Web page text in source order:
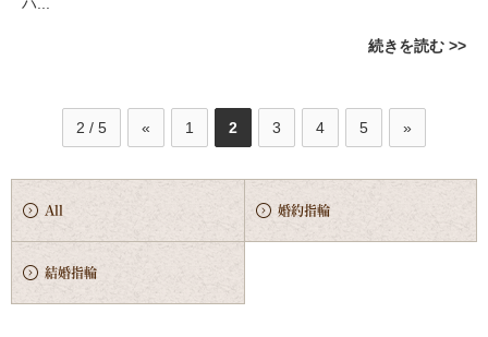
続きを読む
2 / 5 « 1 2 3 4 5 »
All 婚約指輪
結婚指輪